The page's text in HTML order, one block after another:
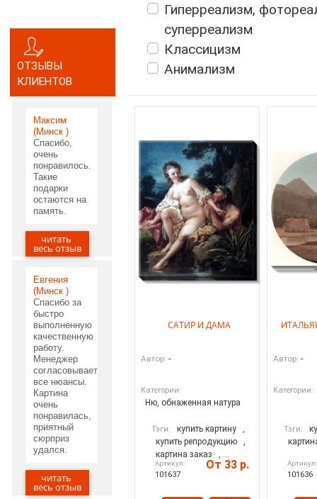
ОТЗЫВЫ
КЛИЕНТОВ
Максим
(Минск )
Спасибо,
очень
понравилось.
Такие
подарки
остаются на
память.
05.06.2020
читать
весь отзыв
Евгения
(Минск )
Спасибо за
быстро
выполненную
качественную
работу.
Менеджер
согласовывает
все нюансы.
Картина
очень
понравилась,
приятный
сюрприз
удался.
03.06.2020
читать
весь отзыв
Гиперреализм,
суперреализм
Классицизм
Анимализм
САТИР И ДАМА
Автор: -
Категории:
Ню, обнаженная натура
Тэги: купить картину
,
купить репродукцию
,
картина заказ
, ...
Артикул:
101637
От 33 р.
Автор: -
Категории:
Тэги:
Артикул:
101636